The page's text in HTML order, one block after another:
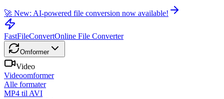
🚀 New: AI-powered file conversion now available!
FastFileConvertOnline File Converter
Omformer
Video
Videoomformer
Alle formater
MP4 til AVI